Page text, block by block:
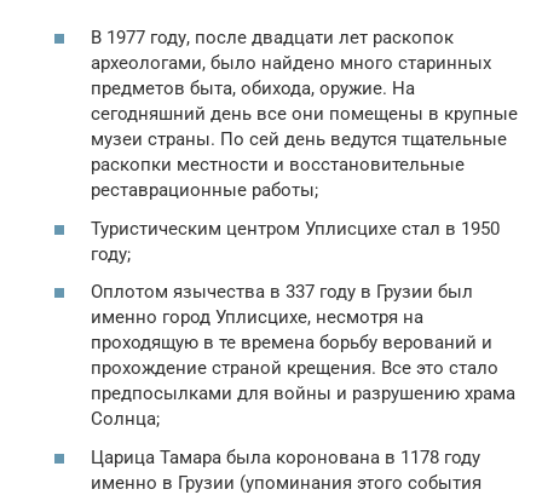
В 1977 году, после двадцати лет раскопок
археологами, было найдено много старинных
предметов быта, обихода, оружие. На
сегодняшний день все они помещены в крупные
музеи страны. По сей день ведутся тщательные
раскопки местности и восстановительные
реставрационные работы;
Туристическим центром Уплисцихе стал в 1950
году;
Оплотом язычества в 337 году в Грузии был
именно город Уплисцихе, несмотря на
проходящую в те времена борьбу верований и
прохождение страной крещения. Все это стало
предпосылками для войны и разрушению храма
Солнца;
Царица Тамара была коронована в 1178 году
именно в Грузии (упоминания этого события